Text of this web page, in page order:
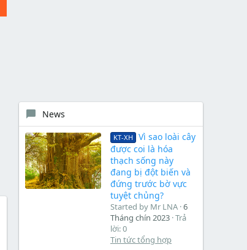
News
KT-XH
Vì sao loài cây
được coi là hóa
thạch sống này
đang bị đột biến và
đứng trước bờ vực
tuyệt chủng?
Started by Mr LNA 6
Tháng chín 2023 Trả
lời: 0
Tin tức tổng hợp